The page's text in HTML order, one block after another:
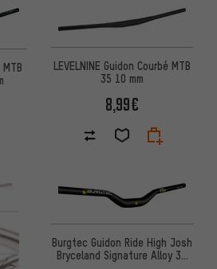
5 d'après 9 avis
LEVELNINE Guidon Courbé MTB
35 10 mm
8,99€
Burgtec Guidon Ride High Josh
Bryceland Signature Alloy 35